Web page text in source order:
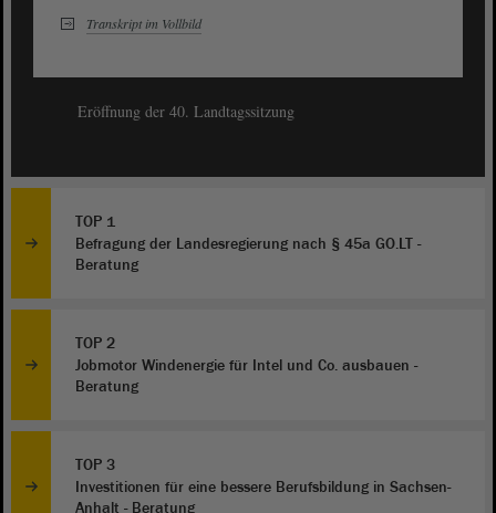
Transkript im Vollbild
Eröffnung der 40. Landtagssitzung
TOP 1
Befragung der Landesregierung nach § 45a GO.LT -
Beratung
TOP 2
Jobmotor Windenergie für Intel und Co. ausbauen -
Beratung
TOP 3
Investitionen für eine bessere Berufsbildung in Sachsen-
Anhalt - Beratung